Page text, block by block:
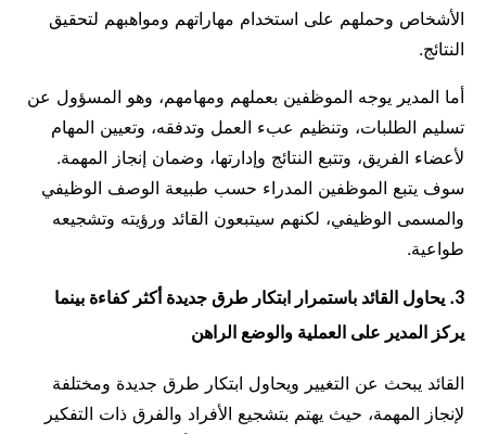
الأشخاص وحملهم على استخدام مهاراتهم ومواهبهم لتحقيق
النتائج.
أما المدير يوجه الموظفين بعملهم ومهامهم، وهو المسؤول عن
تسليم الطلبات، وتنظيم عبء العمل وتدفقه، وتعيين المهام
لأعضاء الفريق، وتتبع النتائج وإدارتها، وضمان إنجاز المهمة.
سوف يتبع الموظفين المدراء حسب طبيعة الوصف الوظيفي
والمسمى الوظيفي، لكنهم سيتبعون القائد ورؤيته وتشجيعه
طواعية.
3. يحاول القائد باستمرار ابتكار طرق جديدة أكثر كفاءة بينما
يركز المدير على العملية والوضع الراهن
القائد يبحث عن التغيير ويحاول ابتكار طرق جديدة ومختلفة
لإنجاز المهمة، حيث يهتم بتشجيع الأفراد والفرق ذات التفكير